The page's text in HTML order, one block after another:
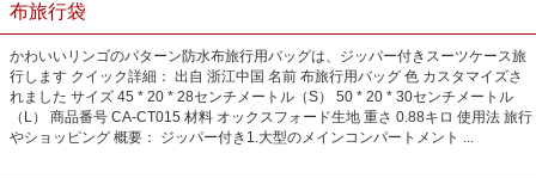
布旅行袋
かわいいリンゴのパターン防水布旅行用バッグは、ジッパー付きスーツケース旅
行します クイック詳細： 出自 浙江中国 名前 布旅行用バッグ 色 カスタマイズさ
れました サイズ 45 * 20 * 28センチメートル（S） 50 * 20 * 30センチメートル
（L） 商品番号 CA-CT015 材料 オックスフォード生地 重さ 0.88キロ 使用法 旅行
やショッピング 概要： ジッパー付き1.大型のメインコンパートメント ...